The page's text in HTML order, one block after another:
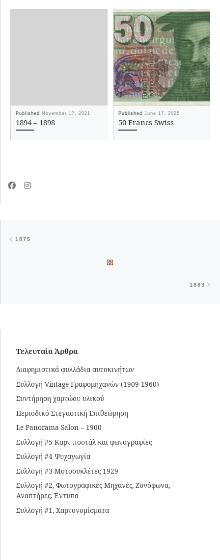
Published November 17, 2021
1894 – 1898
Published June 17, 2025
50 Francs Swiss
1875
1883
Τελευταία Άρθρα
Διαφημιστικά φυλλάδια αυτοκινήτων
Συλλογή Vintage Γραφομηχανών (1909-1960)
Συντήρηση χαρτώου υλικού
Περιοδικό Στεγαστική Επιθεώρηση
Le Panorama Salon – 1900
Συλλογή #5 Καρτ-ποστάλ και φωτογραφίες
Συλλογή #4 Ψυχαγωγία
Συλλογή #3 Μοτοσυκλέτες 1929
Συλλογή #2, Φωτογραφικές Μηχανές, Ζονόφωνα,
Αναπτήρες, Έντυπα
Συλλογή #1, Χαρτονομίσματα